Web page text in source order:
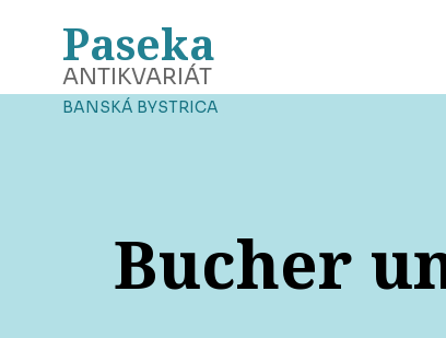
Paseka
ANTIKVARIÁT
BANSKÁ BYSTRICA
Bucher